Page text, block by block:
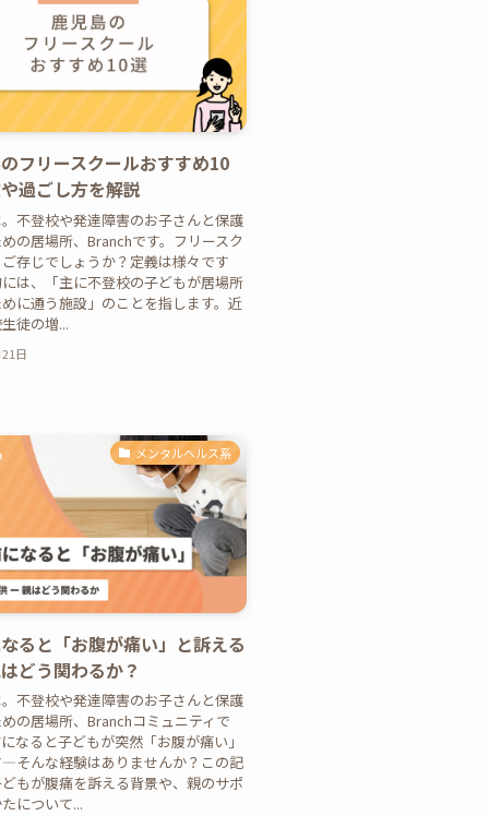
フリースクールおすすめ10
過ごし方を解説
不登校や発達障害のお子さんと保護
の居場所、Branchです。フリースク
存じでしょうか？定義は様々です
は、「主に不登校の子どもが居場所
に通う施設」のことを指します。近
徒の増...
日
メンタルヘルス系
ると「お腹が痛い」と訴える
どう関わるか？
不登校や発達障害のお子さんと保護
の居場所、Branchコミュニティで
なると子どもが突然「お腹が痛い」
そんな経験はありませんか？この記
もが腹痛を訴える背景や、親のサポ
について...